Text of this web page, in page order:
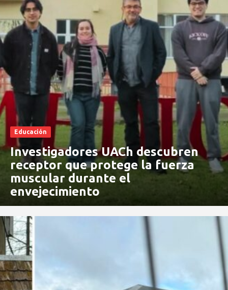
Educación
Investigadores UACh descubren
receptor que protege la fuerza
muscular durante el
envejecimiento